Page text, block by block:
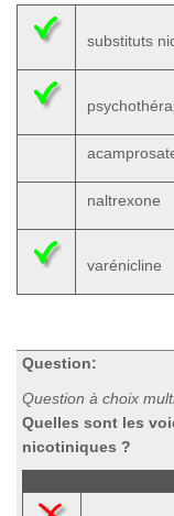
substituts
naltrexone
varénicline
Question:
Question à choix
Quelles sont les
nicotiniques ?